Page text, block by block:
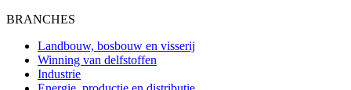
BRANCHES
Landbouw, bosbouw en visserij
Winning van delfstoffen
Industrie